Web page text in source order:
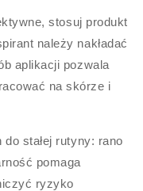
stosuj produkt
należy nakładać
aplikacji pozwala
na skórze i
stałej rutyny: rano
pomaga
ryzyko